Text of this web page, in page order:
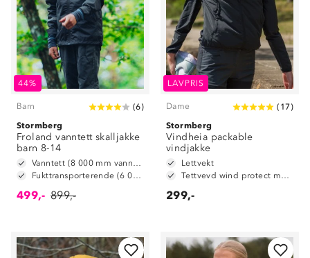
44%
Barn (6)
Stormberg
Froland vanntett skalljakke
barn 8-14
Vanntett (8 000 mm vannsøyle)
Fukttransporterende (6 000 g/m2/24t)
499,- 899,-
LAVPRIS
Dame ( 17)
Stormberg
Vindheia packable
vindjakke
Lettvekt
Tettvevd wind protect materiale
299,-